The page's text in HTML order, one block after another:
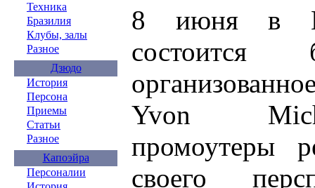
Техника
Бразилия
Клубы, залы
Разное
Дзюдо
История
Персона
Приемы
Статьи
Разное
Капоэйра
Персоналии
8 июня в
состоится
Yvon
промоутеры
своего